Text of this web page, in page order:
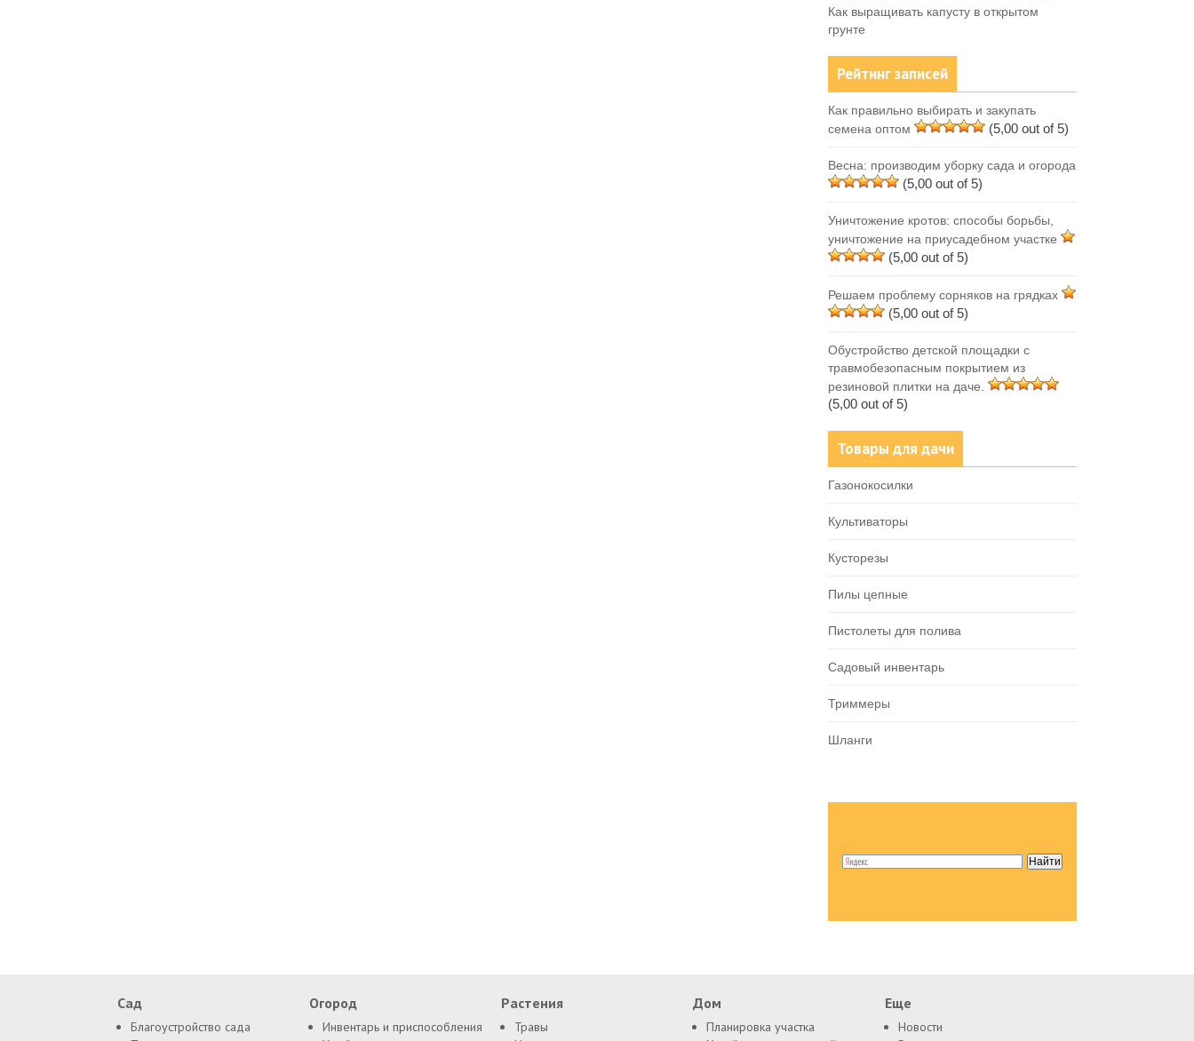
Как выращивать капусту в открытом
грунте
Рейтинг записей
Как правильно выбирать и закупать
семена оптом
(5,00 out of 5)
Весна: производим уборку сада и огорода
(5,00 out of 5)
Уничтожение кротов: способы борьбы,
уничтожение на приусадебном участке
(5,00 out of 5)
Решаем проблему сорняков на грядках
(5,00 out of 5)
Обустройство детской площадки с
травмобезопасным покрытием из
резиновой плитки на даче.
(5,00 out of 5)
Товары для дачи
Газонокосилки
Культиваторы
Кусторезы
Пилы цепные
Пистолеты для полива
Садовый инвентарь
Триммеры
Шланги
Сад
Благоустройство сада
Огород
Инвентарь и приспособления
Растения
Травы
Дом
Планировка участка
Еще
Новости